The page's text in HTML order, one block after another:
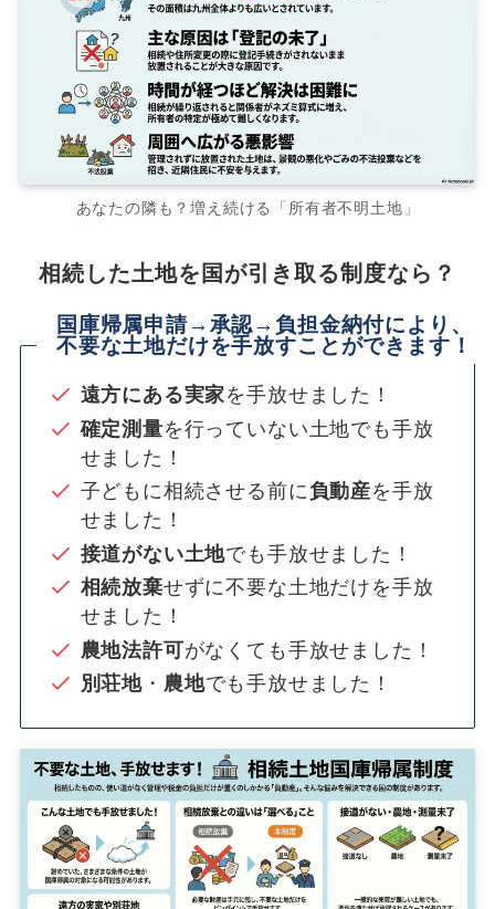
あなたの隣も？増え続ける「所有者不明土地」
相続した土地を国が引き取る制度なら？
国庫帰属申請→承認→負担金納付により、
不要な土地だけを手放すことができます！
遠方にある実家を手放せました！
確定測量を行っていない土地でも手放
せました！
子どもに相続させる前に負動産を手放
せました！
接道がない土地でも手放せました！
相続放棄せずに不要な土地だけを手放
せました！
農地法許可がなくても手放せました！
別荘地 ・ 農地でも手放せました！